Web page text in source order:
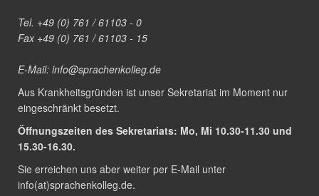
Tel. +49 (0) 761 / 61103 - 0
Fax +49 (0) 761 / 61103 - 15
E-Mail: info@sprachenkolleg.de
Aus Krankheitsgründen ist unser Sekretariat im Moment nur
eingeschränkt besetzt.
Öffnungszeiten des Sekretariats: Mo, Mi 10.30-11.30 und
15.30-16.30.
Sie erreichen uns aber weiter per E-Mail unter
info(at)sprachenkolleg.de.